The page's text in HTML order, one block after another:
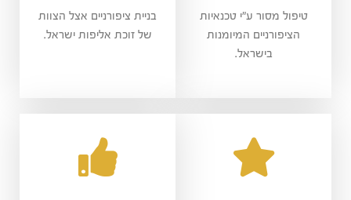
טיפול מסור ע"י טכנאיות
הציפורניים המיומנות
בישראל.
בניית ציפורניים אצל הצוות
של זוכת אליפות ישראל.